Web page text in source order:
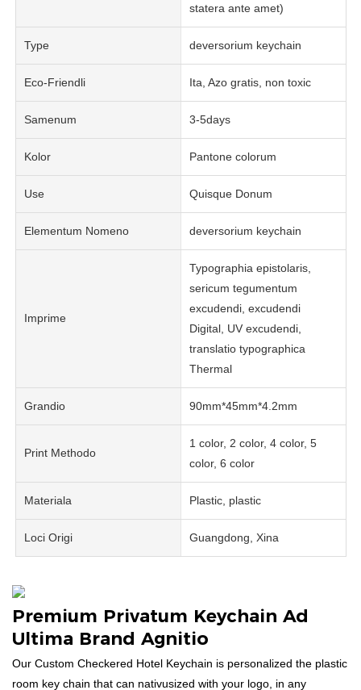
statera ante amet)
Type deversorium keychain
Eco-Friendli Ita, Azo gratis, non toxic
Samenum 3-5days
Kolor Pantone colorum
Use Quisque Donum
Elementum Nomeno deversorium keychain
Imprime
Typographia epistolaris,
sericum tegumentum
excudendi, excudendi
Digital, UV excudendi,
translatio typographica
Thermal
Grandio 90mm*45mm*4.2mm
Print Methodo
1 color, 2 color, 4 color, 5
color, 6 color
Materiala Plastic, plastic
Loci Origi Guangdong, Xina
Premium Privatum Keychain Ad
Ultima Brand Agnitio
Our Custom Checkered Hotel Keychain is personalized the plastic
room key chain that can nativusized with your logo, in any